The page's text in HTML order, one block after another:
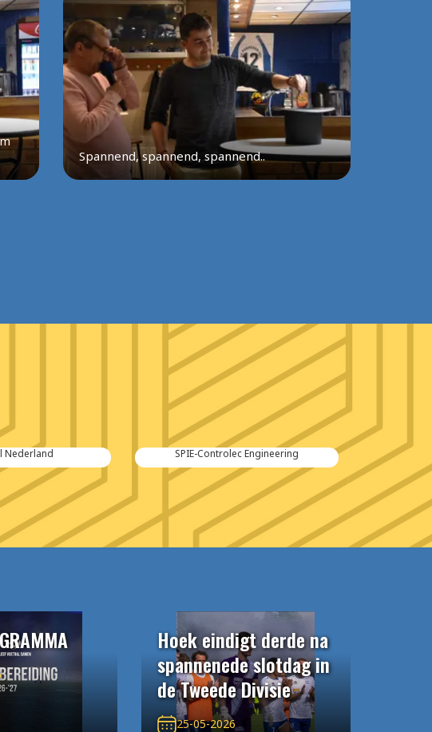
Spannend, spannend, spannend..
Engineering Kraker Trailers
Hoek eindigt derde na
spannenede slotdag in
de Tweede Divisie
25-05-2026